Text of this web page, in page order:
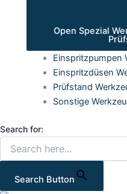
Open Spezial
Einspritzpumpen
Einspritzdüsen
Prüfstand
Sonstige
Search for:
Search Button